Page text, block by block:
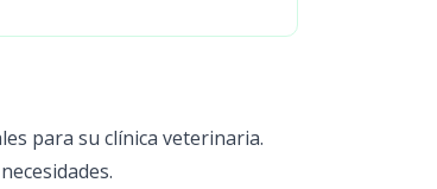
para su clínica veterinaria.